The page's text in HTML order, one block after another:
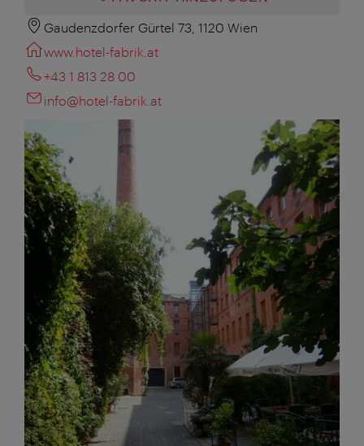
Gaudenzdorfer Gürtel 73, 1120 Wien
www.hotel-fabrik.at
+43 1 813 28 00
info@hotel-fabrik.at